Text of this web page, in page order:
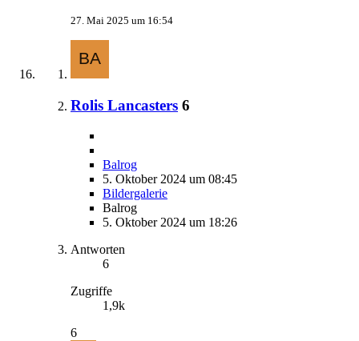
27. Mai 2025 um 16:54
Rolis Lancasters 6
Balrog
5. Oktober 2024 um 08:45
Bildergalerie
Balrog
5. Oktober 2024 um 18:26
Antworten
6
Zugriffe
1,9k
6